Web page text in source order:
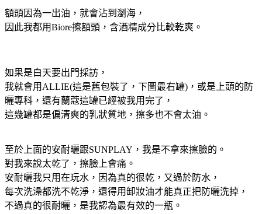
額頭因為一出油，就會沾到瀏海，
因此我都用Biore擦額頭，含酒精成分比較乾爽。
如果是白天要出門採訪，
我就會用ALLIE(這是舊包裝了，下圖最右罐)，或是上頭的防
曬專科，還有蘭蔻這罐已經被我用完了，
這幾罐都是偏清爽的乳狀質地，擦多也不會太油。
至於上面的安耐曬跟SUNPLAY，我是不拿來擦臉的。
對我來說太乾了，擦臉上會痛。
安耐曬我只用在玩水，因為真的很乾，又過於防水，
每次洗澡都洗不乾淨，還得用卸妝油才能真正把防曬洗掉，
不過真的很耐曬，是我認為最有效的一瓶。